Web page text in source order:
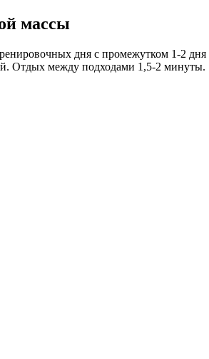
массы
дня с промежутком 1-2
Отдых между подходами 1,5-2 минуты.